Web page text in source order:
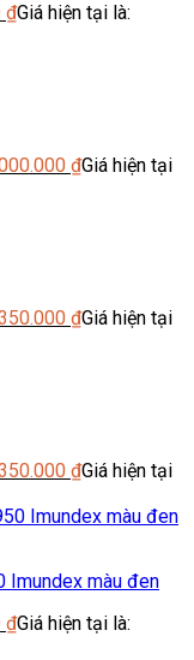
₫Giá hiện tại là:
₫Giá hiện tại
₫Giá hiện tại
₫Giá hiện tại
Imundex màu đen
₫Giá hiện tại là: